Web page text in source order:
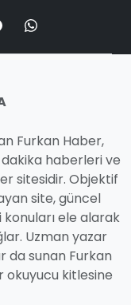
Furkan Haber,
dakika haberleri ve
sitesidir. Objektif
site, güncel
konuları ele alarak
Uzman yazar
da sunan Furkan
okuyucu kitlesine